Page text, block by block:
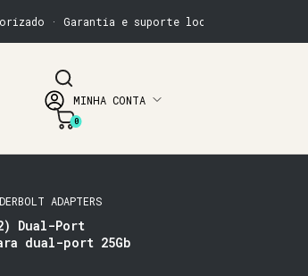
· Garantia e suporte local
MINHA CONTA
0
ADAPTERS
Dual-Port
dual-port 25Gb